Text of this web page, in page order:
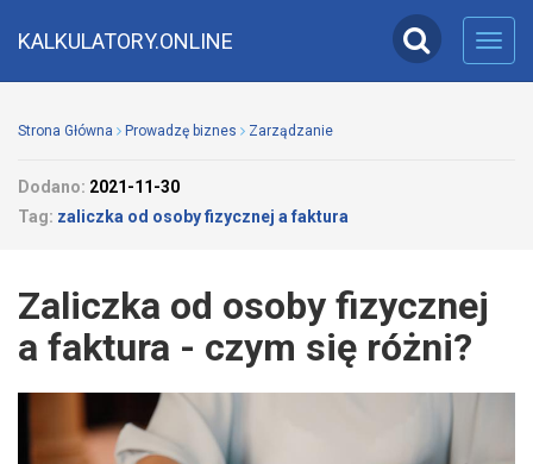
KALKULATORY.ONLINE
Strona Główna Prowadzę biznes Zarządzanie
Dodano: 2021-11-30
Tag: zaliczka od osoby fizycznej a faktura
Zaliczka od osoby fizycznej
a faktura - czym się różni?